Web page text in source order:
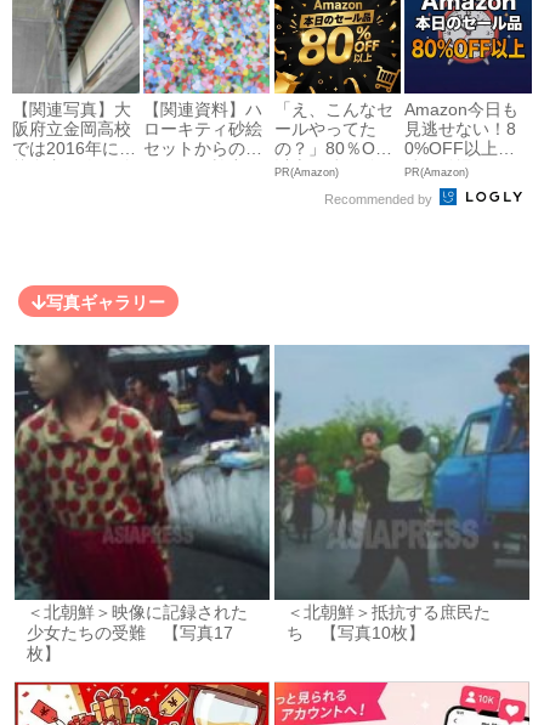
【関連写真】大
阪府立金岡高校
では2016年にも
【関連資料】ハ
ローキティ砂絵
セットからのア
「え、こんなセ
ールやってた
の？」80％OFF
以上が続々登
本気が...
PR(Amazon)
Amazon今日も
見逃せない！8
0%OFF以上が
続々登場
PR(Amazon)
Recommended by
写真ギャラリー
＜北朝鮮＞映像に記録された
少女たちの受難 【写真17
枚】
＜北朝鮮＞抵抗する庶民た
ち 【写真10枚】